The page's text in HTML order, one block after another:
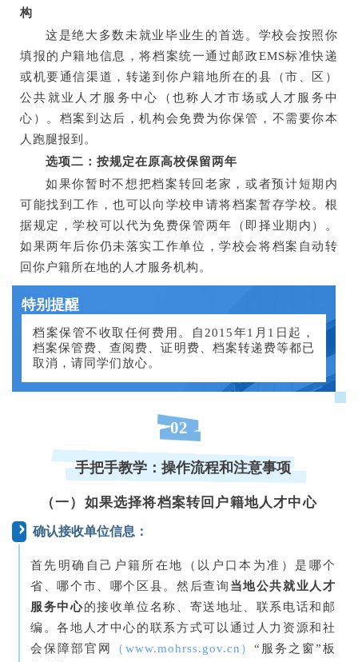
构
这是绝大多数未就业毕业生的首选。学校会按照你
填报的户籍地信息，将档案统一通过邮政EMS标准快递
或机要通信渠道，转递到你户籍地所在的县（市、区）
公共就业人才服务中心（也称人才市场或人才服务中
心）。档案到达后，机构会免费为你保管，不需要你本
人跑腿报到。
选项二：按规定在原高校保留两年
如果你暂时不想把档案转回老家，或者预计短期内
可能找到工作，也可以向学校申请将档案暂存学校。根
据规定，学校可以代为免费保管两年（即择业期内）。
如果两年后你仍未落实工作单位，学校会将档案自动转
回你户籍所在地的人才服务机构。
特别提醒
档案保管不收取任何费用。自2015年1月1日起，
档案保管费、查阅费、证明费、档案转递费等都已
取消，请同学们放心。
02
手把手教学：操作流程和注意事项
（一）如果选择将档案转回户籍地人才中心
确认接收单位信息：
首先明确自己户籍所在地（以户口本为准）是哪个
省、哪个市、哪个区县。然后查询 当地公共就业人才
服务中心的接收单位名称、寄送地址、联系电话和邮
编。各地人才中心的联系方式可以通过人力资源和社
会保障部官网
（www.mohrss.gov.cn）“服务之窗”板